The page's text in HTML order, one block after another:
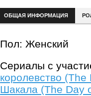
ОБЩАЯ ИНФОРМАЦИЯ
Пол: Женский
Сериалы с
королевство
Шакала (The Day